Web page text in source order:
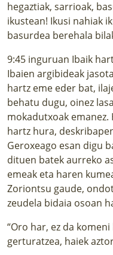
hegaztiak, sarrioak,
ikustean! Ikusi nahiak
basurdea berehala
9:45 inguruan Ibaik
Ibaien argibideak
hartz eme eder bat,
behatu dugu, oinez
mokadutxoak emanez.
hartz hura,
Geroxeago esan digu
dituen batek aurreko
emeak eta haren
Zoriontsu gaude,
zeudela bidaia osoan
“Oro har, ez da
gerturatzea, haiek